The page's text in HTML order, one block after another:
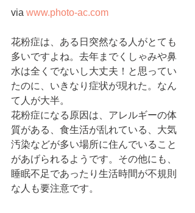
via www.photo-ac.com
花粉症は、ある日突然なる人がとても
多いですよね。去年までくしゃみや鼻
水は全くでないし大丈夫！と思ってい
たのに、いきなり症状が現れた。なん
て人が大半。
花粉症になる原因は、アレルギーの体
質がある、食生活が乱れている、大気
汚染などが多い場所に住んでいること
があげられるようです。その他にも、
睡眠不足であったり生活時間が不規則
な人も要注意です。